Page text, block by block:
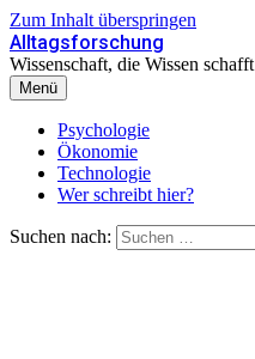
Zum Inhalt überspringen
Alltagsforschung
Wissenschaft, die Wissen schafft
Menü
Psychologie
Ökonomie
Technologie
Wer schreibt hier?
Suchen nach: